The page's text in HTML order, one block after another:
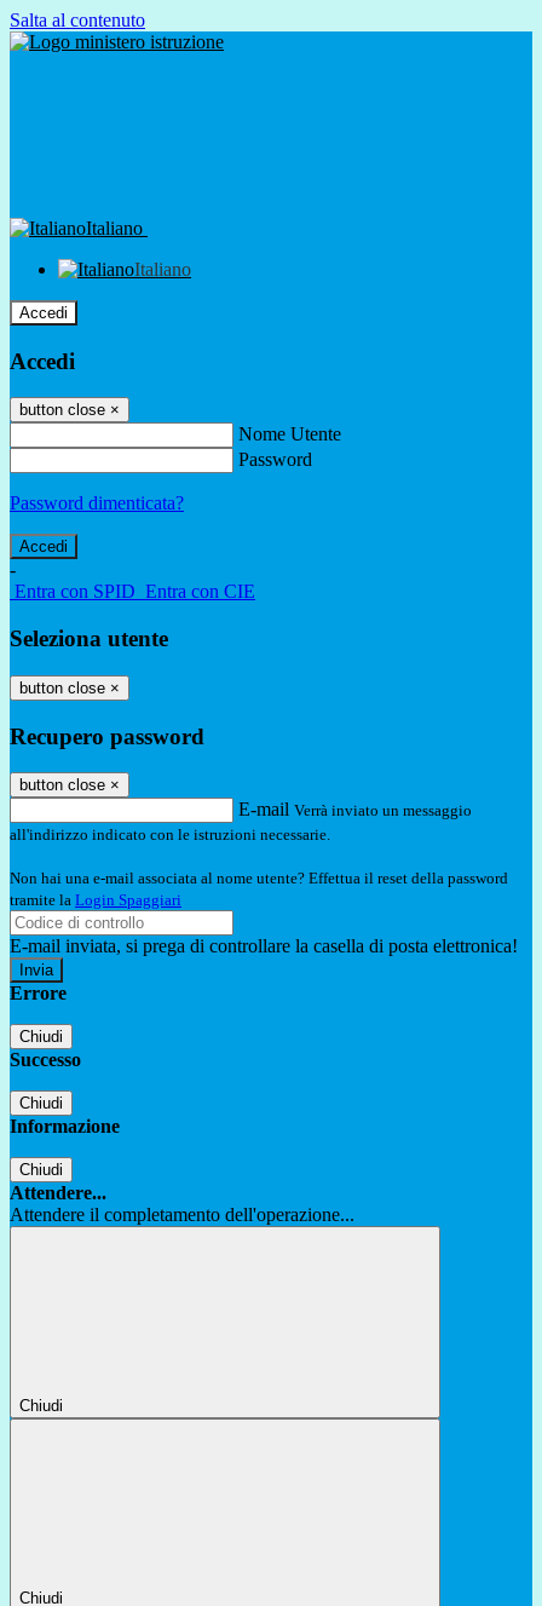
Salta al contenuto
Italiano
Italiano
Accedi
Accedi
button close ×
Nome Utente
Password
Password dimenticata?
-
Entra con SPID Entra con CIE
Seleziona utente
button close ×
Recupero password
button close ×
E-mail Verrà inviato un messaggio
all'indirizzo indicato con le istruzioni necessarie.
Non hai una e-mail associata al nome utente? Effettua il reset della password
tramite la Login Spaggiari
E-mail inviata, si prega di controllare la casella di posta elettronica!
Errore
Chiudi
Successo
Chiudi
Informazione
Chiudi
Attendere...
Attendere il completamento dell'operazione...
Chiudi
Chiudi